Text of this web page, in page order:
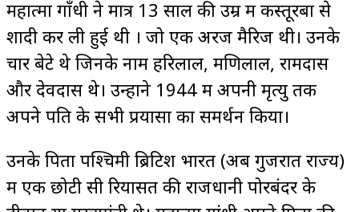
महात्मा गाँधी ने मात्र 13 साल की उम्र में कस्तूरबा से
शादी कर ली हुई थी । जो एक अरेंज मैरिज थी। उनके
चार बेटे थे जिनके नाम हरिलाल, मणिलाल, रामदास
और देवदास थे। उन्होंने 1944 में अपनी मृत्यु तक
अपने पति के सभी प्रयासों का समर्थन किया।
उनके पिता पश्चिमी ब्रिटिश भारत (अब गुजरात राज्य)
में एक छोटी सी रियासत की राजधानी पोरबंदर के